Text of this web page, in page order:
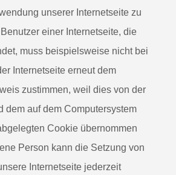
unserer Internetseite zu
einer Internetseite, die
muss beispielsweise nicht bei
Internetseite erneut dem
zustimmen, weil dies von der
dem auf dem Computersystem
Cookie übernommen
Person kann die Setzung von
Internetseite jederzeit